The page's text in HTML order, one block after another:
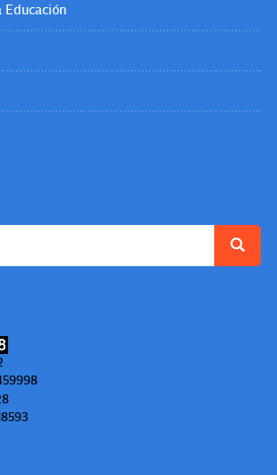
Educación